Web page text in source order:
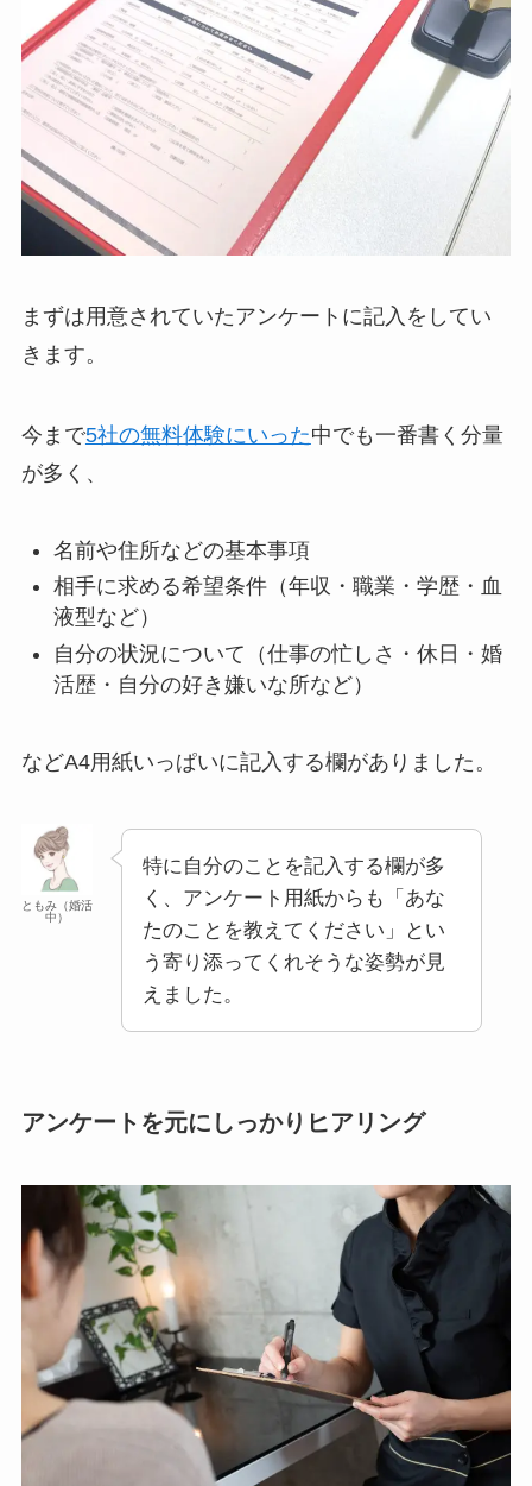
まずは用意されていたアンケートに記入をしてい
きます。
今まで5社の無料体験にいった中でも一番書く分量
が多く、
名前や住所などの基本事項
相手に求める希望条件（年収・職業・学歴・血
液型など）
自分の状況について（仕事の忙しさ・休日・婚
活歴・自分の好き嫌いな所など）
などA4用紙いっぱいに記入する欄がありました。
ともみ（婚活
中）
特に自分のことを記入する欄が多
く、アンケート用紙からも「あな
たのことを教えてください」とい
う寄り添ってくれそうな姿勢が見
えました。
アンケートを元にしっかりヒアリング